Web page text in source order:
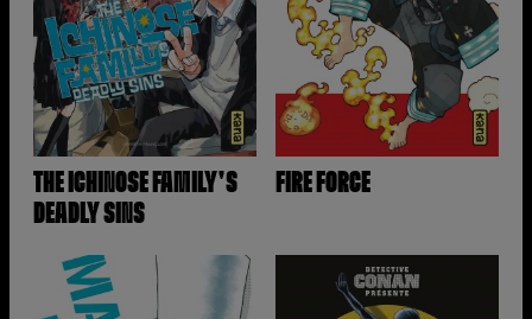
THE ICHINOSE FAMILY'S
DEADLY SINS
FIRE FORCE